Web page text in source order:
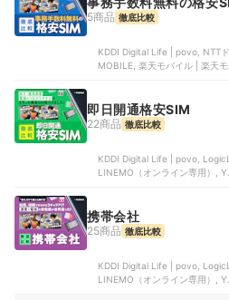
5商品 徹底比較
KDDI Digital Life | povo, NTT
MOBILE, 楽天モバイル | 楽天
即日開通格安SIM
22商品 徹底比較
KDDI Digital Life | povo,
LINEMO（オンライン専用）,
携帯会社
25商品 徹底比較
KDDI Digital Life | povo,
LINEMO（オンライン専用）,